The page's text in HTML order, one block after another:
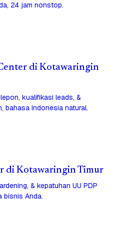
24 jam nonstop.
di Kotawaringin
kualifikasi leads, &
Indonesia natural.
di Kotawaringin Timur
& kepatuhan UU PDP
bisnis Anda.